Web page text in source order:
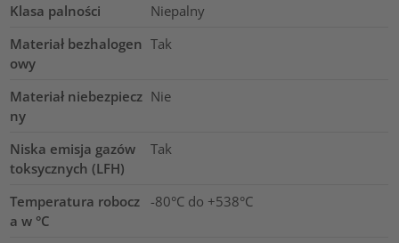
Klasa palności
Niepalny
Materiał bezhalogen
owy
Tak
Materiał niebezpiecz
ny
Nie
Niska emisja gazów
toksycznych (LFH)
Tak
Temperatura robocz
a w °C
-80°C do +538°C